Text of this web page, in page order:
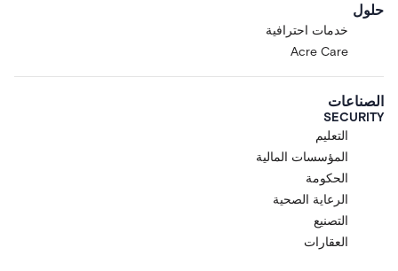
حلول
خدمات احترافية
Acre Care
الصناعات
SECURITY
التعليم
المؤسسات المالية
الحكومة
الرعاية الصحية
التصنيع
العقارات